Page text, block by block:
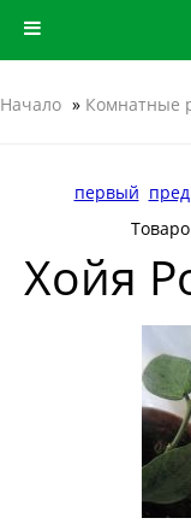
Начало » Комнатные
первый
Хойя